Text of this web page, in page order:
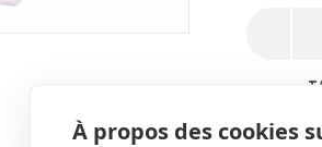
À propos des cookies